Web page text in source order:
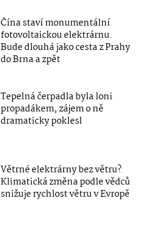
Čína staví monumentální
fotovoltaickou elektrárnu.
Bude dlouhá jako cesta z Prahy
do Brna a zpět
Tepelná čerpadla byla loni
propadákem, zájem o ně
dramaticky poklesl
Větrné elektrárny bez větru?
Klimatická změna podle vědců
snižuje rychlost větru v Evropě